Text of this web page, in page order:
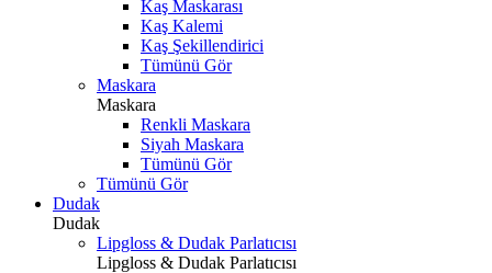
Kaş Maskarası
Kaş Kalemi
Kaş Şekillendirici
Tümünü Gör
Maskara
Maskara
Renkli Maskara
Siyah Maskara
Tümünü Gör
Tümünü Gör
Dudak
Dudak
Lipgloss & Dudak Parlatıcısı
Lipgloss & Dudak Parlatıcısı